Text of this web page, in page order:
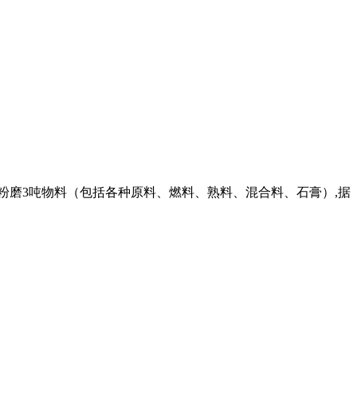
3吨物料（包括各种原料、燃料、熟料、混合料、石膏）,据